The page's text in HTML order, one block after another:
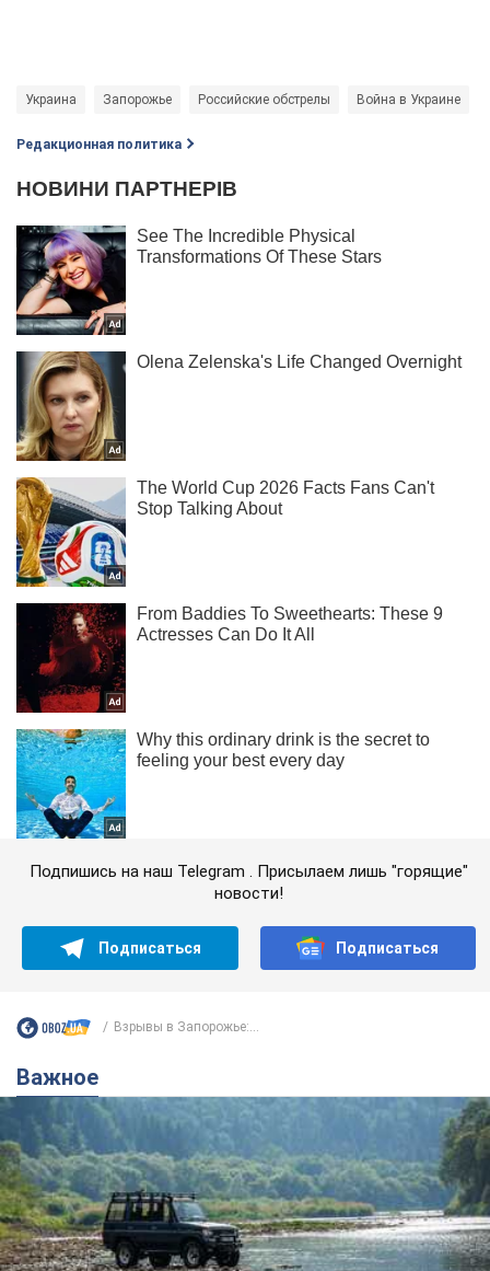
Украина Запорожье Российские обстрелы Война в Украине
Редакционная политика
Подпишись на наш Telegram . Присылаем лишь "горящие"
новости!
Подписаться Подписаться
Взрывы в Запорожье:...
Важное